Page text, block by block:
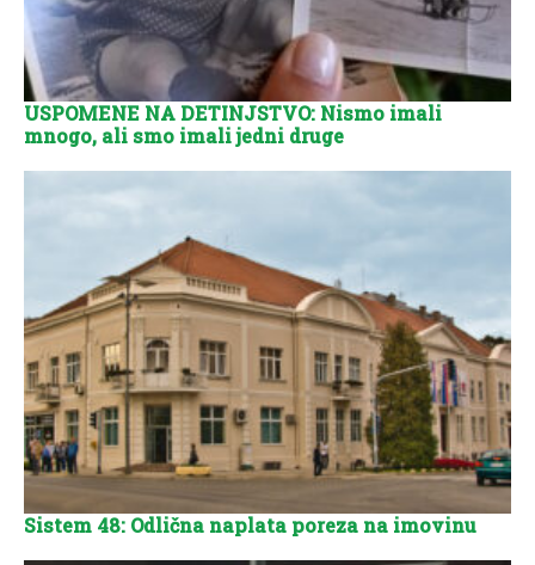
USPOMENE NA DETINJSTVO: Nismo imali
mnogo, ali smo imali jedni druge
Sistem 48: Odlična naplata poreza na imovinu